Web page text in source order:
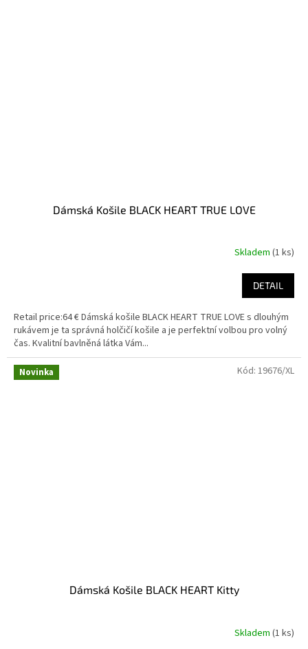
Dámská Košile BLACK HEART TRUE LOVE
Skladem (1 ks)
DETAIL
Retail price:64 € Dámská košile BLACK HEART TRUE LOVE s dlouhým
rukávem je ta správná holčičí košile a je perfektní volbou pro volný
čas. Kvalitní bavlněná látka Vám...
Novinka
Dámská Košile BLACK HEART Kitty
Skladem (1 ks)
Kód: 19676/XL